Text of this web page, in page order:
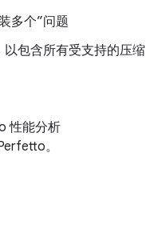
多个”问题
包含所有受支持的压缩
性能分析
。